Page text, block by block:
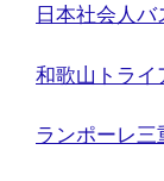
日本社会人
和歌山トライ
ランポーレ三